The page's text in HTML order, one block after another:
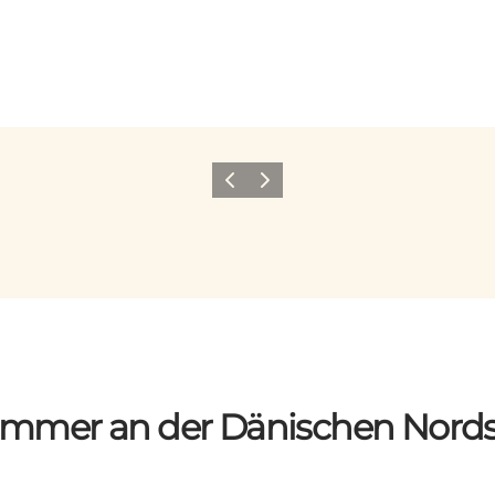
ZurückWeiter
an der Dänischen